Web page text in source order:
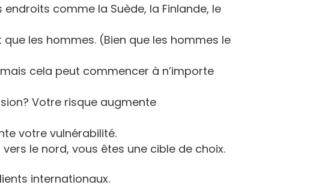
endroits comme la Suède, la Finlande, le
les hommes. (Bien que les hommes le
cela peut commencer à n’importe
Votre risque augmente
votre vulnérabilité.
le nord, vous êtes une cible de choix.
internationaux.